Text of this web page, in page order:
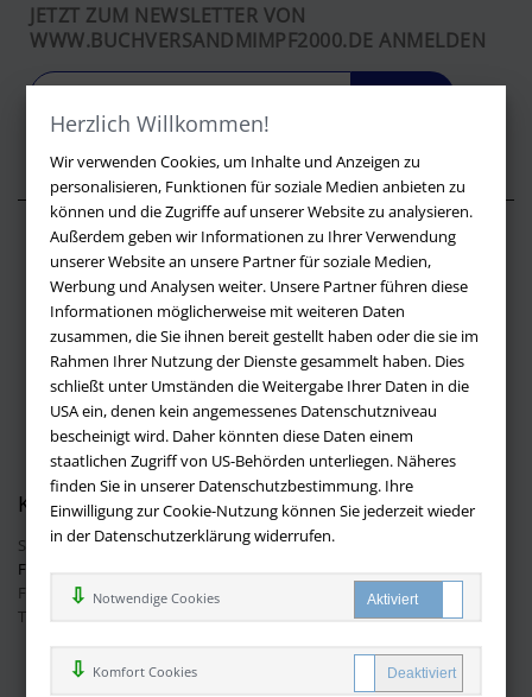
Herzlich Willkommen!
Wir verwenden Cookies, um Inhalte und Anzeigen zu
personalisieren, Funktionen für soziale Medien anbieten zu
können und die Zugriffe auf unserer Website zu analysieren.
Außerdem geben wir Informationen zu Ihrer Verwendung
unserer Website an unsere Partner für soziale Medien,
Werbung und Analysen weiter. Unsere Partner führen diese
Informationen möglicherweise mit weiteren Daten
zusammen, die Sie ihnen bereit gestellt haben oder die sie im
Rahmen Ihrer Nutzung der Dienste gesammelt haben. Dies
schließt unter Umständen die Weitergabe Ihrer Daten in die
USA ein, denen kein angemessenes Datenschutzniveau
bescheinigt wird. Daher könnten diese Daten einem
staatlichen Zugriff von US-Behörden unterliegen. Näheres
finden Sie in unserer Datenschutzbestimmung. Ihre
Einwilligung zur Cookie-Nutzung können Sie jederzeit wieder
in der Datenschutzerklärung widerrufen.
Notwendige Cookies
Komfort Cookies
JETZT ZUM NEWSLETTER VON
WWW.BUCHVERSANDMIMPF2000.DE ANMELDEN
Über buchversandmimpf2000.de
Impressum
Versandbedingungen
Widerruf
Batteriehinweis
AGB
Datenschutz
Kontakt
Sie haben Fragen?Hier finden Sie Antworten auf häufig gestellte
Fragen.
Fragen per E-Mail:info@buchversandmimpf2000.de
Telefon: +49 (0)9209 20 23 188
Ihre Vorteile bei uns
Kostenloser Versand innerhalb Deutschlands